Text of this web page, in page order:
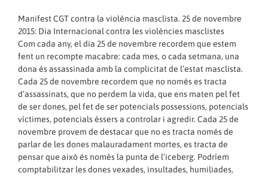
Manifest CGT contra la violència masclista. 25 de novembre
2015: Dia Internacional contra les violències masclistes
Com cada any, el dia 25 de novembre recordem que estem
fent un recompte macabre: cada mes, o cada setmana, una
dona és assassinada amb la complicitat de l’estat masclista.
Cada 25 de novembre recordem que no només es tracta
d’assassinats, que no perdem la vida, que ens maten pel fet
de ser dones, pel fet de ser potencials possessions, potencials
víctimes, potencials éssers a controlar i agredir. Cada 25 de
novembre provem de destacar que no es tracta només de
parlar de les dones malauradament mortes, es tracta de
pensar que això és només la punta de l’iceberg. Podríem
comptabilitzar les dones vexades, insultades, humiliades,